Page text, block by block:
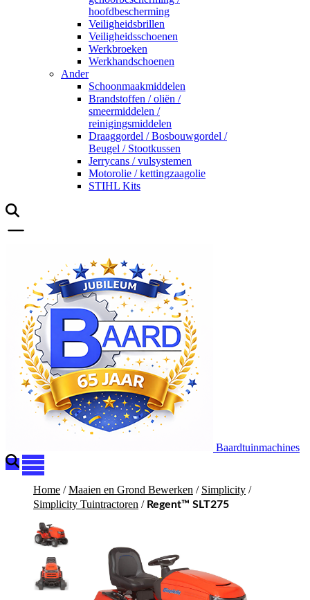
hoofdbescherming
Veiligheidsbrillen
Veiligheidsschoenen
Werkbroeken
Werkhandschoenen
Ander
Schoonmaakmiddelen
Brandstoffen / oliën /
smeermiddelen /
reinigingsmiddelen
Draaggordel / Bosbouwgordel /
Beugel / Stootkussen
Jerrycans / vulsystemen
Motorolie / kettingzaagolie
STIHL Kits
Baardtuinmachines
Home /Maaien en Grond Bewerken / Simplicity /
Simplicity Tuintractoren / Regent™ SLT275